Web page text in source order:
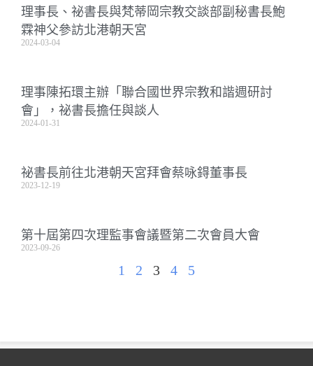
理事長、祕書長與梵蒂岡宗教交談部副秘書長鮑
霖神父參訪北港朝天宮
2024-03-04
理事陳拓環主辦「聯合國世界宗教和諧週研討
會」，祕書長擔任與談人
2024-01-31
祕書長前往北港朝天宮拜會蔡咏鍀董事長
2023-12-19
第十屆第四次理監事會議暨第二次會員大會
2023-09-26
1 2 3 4 5